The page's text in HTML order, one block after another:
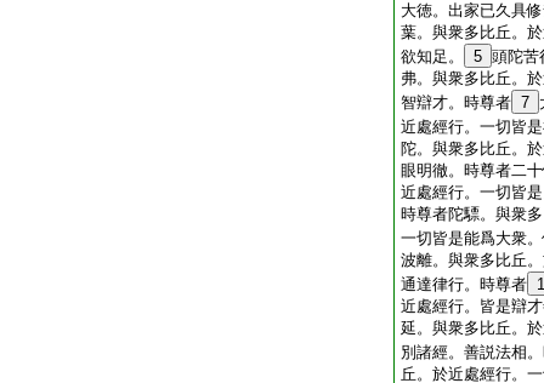
大徳。出家已久具
葉。與衆多比丘。
欲知足。
5 頭陀苦
弗。與衆多比丘。
智辯才。時尊者 7
近處經行。一切皆
陀。與衆多比丘。
眼明徹。時尊者二
近處經行。一切皆
時尊者陀驃。與衆
一切皆是能爲大衆
波離。與衆多比丘
通達律行。時尊者
近處經行。皆是辯
延。與衆多比丘。
別諸經。善説法相
丘。於近處經行。